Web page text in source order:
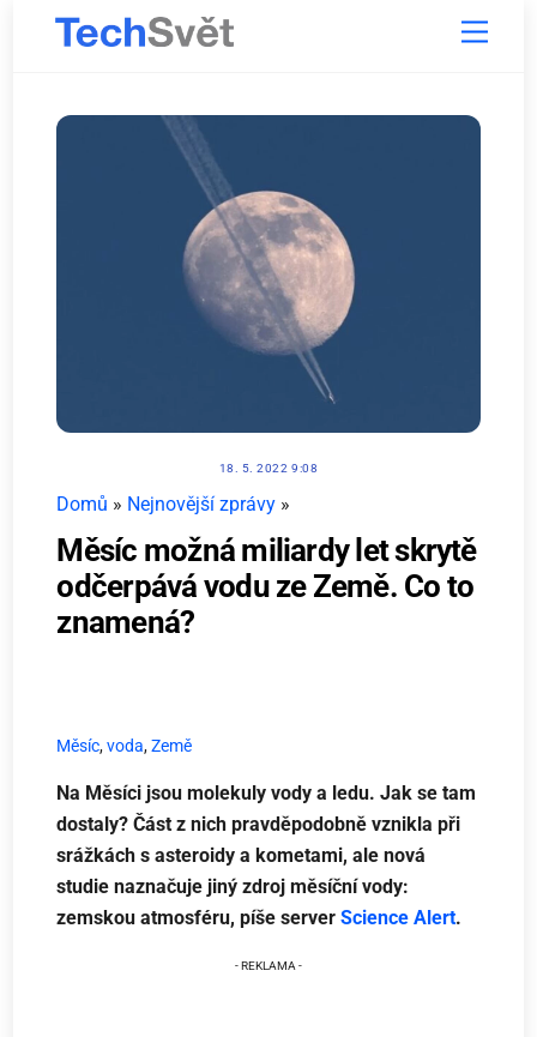
Menu
18. 5. 2022 9:08
Domů » Nejnovější zprávy »
Měsíc možná miliardy let skrytě
odčerpává vodu ze Země. Co to
znamená?
Měsíc,voda,Země
Na Měsíci jsou molekuly vody a ledu. Jak se tam
dostaly? Část z nich pravděpodobně vznikla při
srážkách s asteroidy a kometami, ale nová
studie naznačuje jiný zdroj měsíční vody:
zemskou atmosféru, píše serverScience Alert.